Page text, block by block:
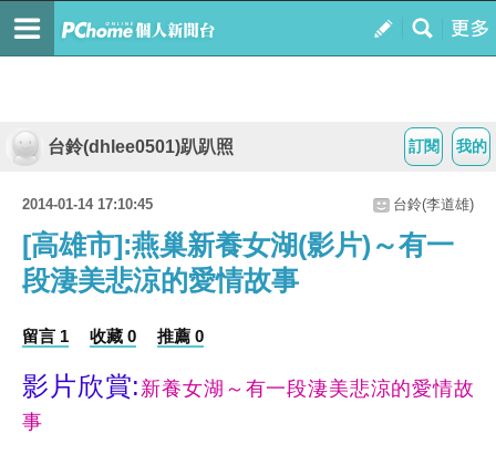
我的
訂閱
台鈴(dhlee0501)趴趴照
2014-01-14 17:10:45 台鈴(李道雄)
[高雄市]:燕巢新養女湖(影片)～有一
段淒美悲涼的愛情故事
留言 1 收藏 0 推薦 0
影片欣賞: 新養女湖～有一段淒美悲涼的愛情故
事